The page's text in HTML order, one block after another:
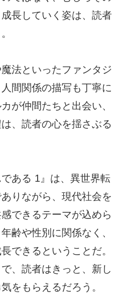
長していく姿は、読者
法といったファンタジ
間関係の描写も丁寧に
が仲間たちと出会い、
、読者の心を揺さぶる
である 1』は、異世界転
りながら、現代社会を
できるテーマが込めら
齢や性別に関係なく、
できるということだ。
、読者はきっと、新し
をもらえるだろう。